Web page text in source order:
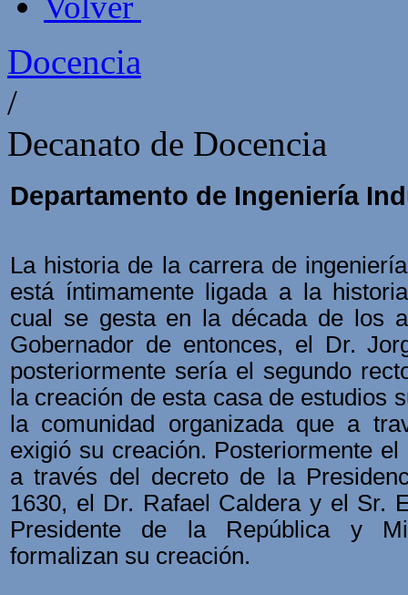
Docencia
/
Decanato de Docencia
Departamento de Ingeniería
La historia de la carrera de
está íntimamente ligada a la
cual se gesta en la década de los
Gobernador de entonces, el Dr.
posteriormente sería el segundo
la creación de esta casa de estudios
la comunidad organizada que a
exigió su creación. Posteriormente
a través del decreto de la
1630, el Dr. Rafael Caldera y el Sr.
Presidente de la República y
formalizan su creación.